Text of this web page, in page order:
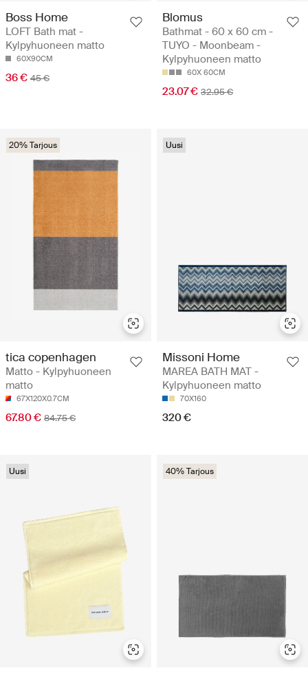
Boss Home
LOFT Bath mat -
Kylpyhuoneen matto
60X90CM
36 € 45 €
Blomus
Bathmat - 60 x 60 cm -
TUYO - Moonbeam -
Kylpyhuoneen matto
60X 60CM
23.07 € 32.95 €
20% Tarjous
tica copenhagen
Matto - Kylpyhuoneen
matto
67X120X0.7CM
67.80 € 84.75 €
Uusi
Missoni Home
MAREA BATH MAT -
Kylpyhuoneen matto
70X160
320 €
Uusi 40% Tarjous